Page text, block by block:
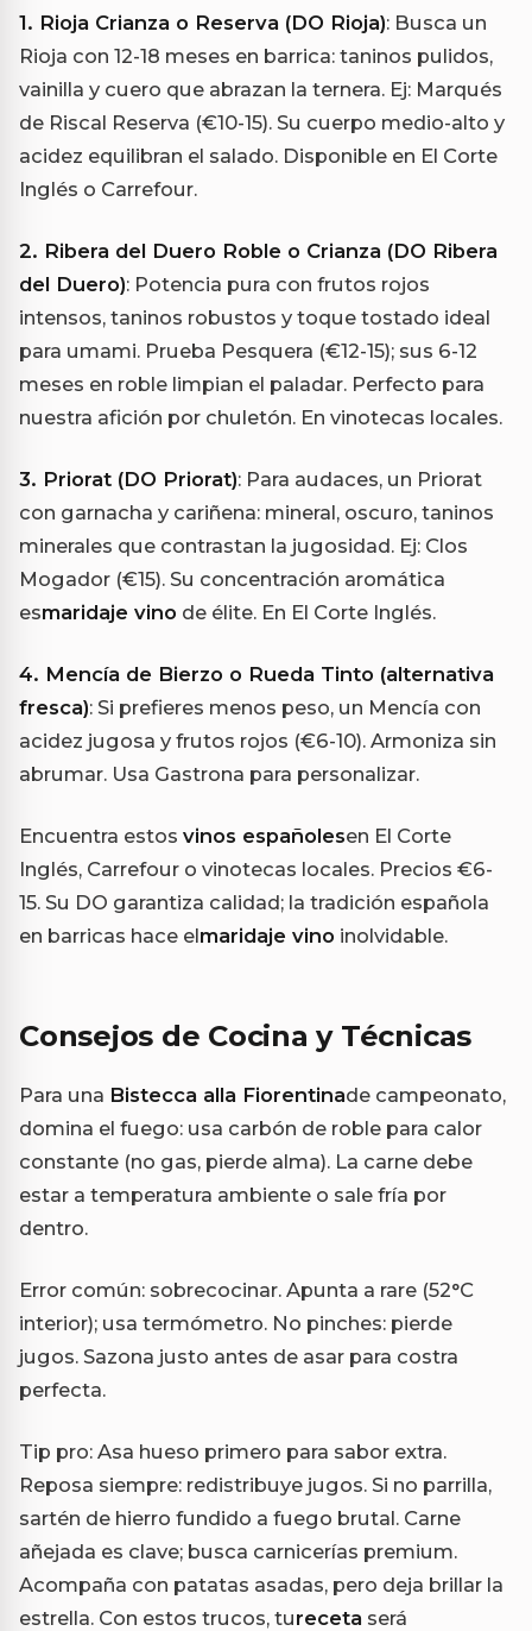
1. Rioja Crianza o Reserva (DO Rioja): Busca un
Rioja con 12-18 meses en barrica: taninos pulidos,
vainilla y cuero que abrazan la ternera. Ej: Marqués
de Riscal Reserva (€10-15). Su cuerpo medio-alto y
acidez equilibran el salado. Disponible en El Corte
Inglés o Carrefour.
2. Ribera del Duero Roble o Crianza (DO Ribera
del Duero): Potencia pura con frutos rojos
intensos, taninos robustos y toque tostado ideal
para umami. Prueba Pesquera (€12-15); sus 6-12
meses en roble limpian el paladar. Perfecto para
nuestra afición por chuletón. En vinotecas locales.
3. Priorat (DO Priorat): Para audaces, un Priorat
con garnacha y cariñena: mineral, oscuro, taninos
minerales que contrastan la jugosidad. Ej: Clos
Mogador (€15). Su concentración aromática
esmaridaje vino de élite. En El Corte Inglés.
4. Mencía de Bierzo o Rueda Tinto (alternativa
fresca): Si prefieres menos peso, un Mencía con
acidez jugosa y frutos rojos (€6-10). Armoniza sin
abrumar. Usa Gastrona para personalizar.
Encuentra estos vinos españolesen El Corte
Inglés, Carrefour o vinotecas locales. Precios €6-
15. Su DO garantiza calidad; la tradición española
en barricas hace elmaridaje vino inolvidable.
Consejos de Cocina y Técnicas
Para una Bistecca alla Fiorentinade campeonato,
domina el fuego: usa carbón de roble para calor
constante (no gas, pierde alma). La carne debe
estar a temperatura ambiente o sale fría por
dentro.
Error común: sobrecocinar. Apunta a rare (52°C
interior); usa termómetro. No pinches: pierde
jugos. Sazona justo antes de asar para costra
perfecta.
Tip pro: Asa hueso primero para sabor extra.
Reposa siempre: redistribuye jugos. Si no parrilla,
sartén de hierro fundido a fuego brutal. Carne
añejada es clave; busca carnicerías premium.
Acompaña con patatas asadas, pero deja brillar la
estrella. Con estos trucos, tureceta será